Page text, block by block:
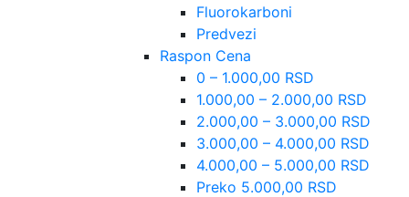
Fluorokarboni
Predvezi
Raspon Cena
0 – 1.000,00 RSD
1.000,00 – 2.000,00 RSD
2.000,00 – 3.000,00 RSD
3.000,00 – 4.000,00 RSD
4.000,00 – 5.000,00 RSD
Preko 5.000,00 RSD